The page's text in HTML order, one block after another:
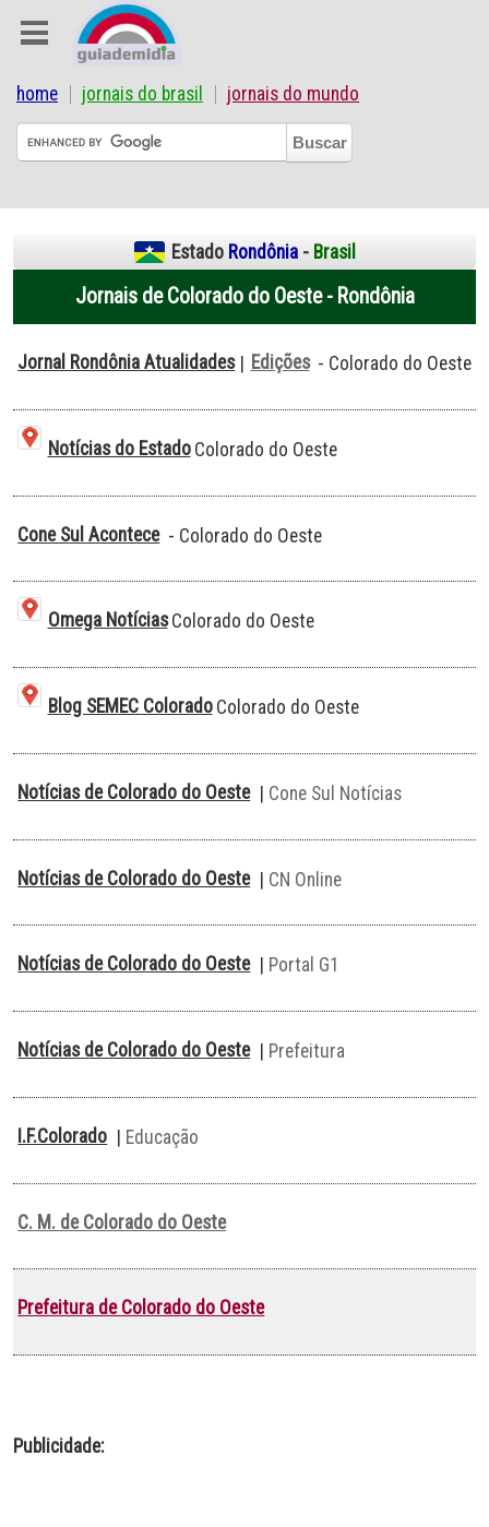
home jornais do brasil jornais do mundo
Estado Rondônia- Brasil
Jornais de Colorado do Oeste - Rondônia
Jornal Rondônia Atualidades | Edições - Colorado do Oeste
Notícias do Estado Colorado do Oeste
Cone Sul Acontece - Colorado do Oeste
Omega Notícias Colorado do Oeste
Blog SEMEC Colorado Colorado do Oeste
Notícias de Colorado do Oeste | Cone Sul Notícias
Notícias de Colorado do Oeste | CN Online
Notícias de Colorado do Oeste | Portal G1
Notícias de Colorado do Oeste | Prefeitura
I.F.Colorado | Educação
C. M. de Colorado do Oeste
Prefeitura de Colorado do Oeste
Publicidade: